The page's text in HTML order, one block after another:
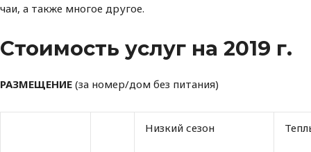
чаи, а также многое другое.
Стоимость услуг на 2019 г.
РАЗМЕЩЕНИЕ (за номер/дом без питания)
Низкий сезон